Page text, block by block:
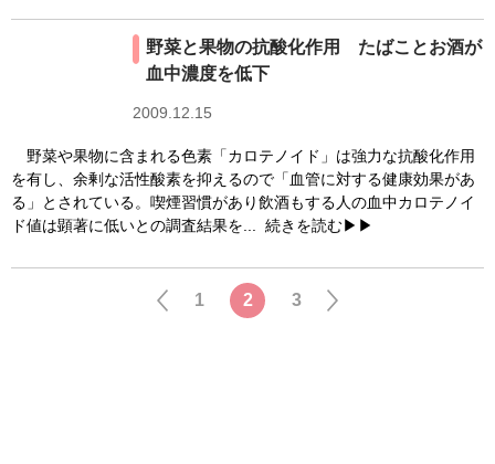
野菜と果物の抗酸化作用 たばことお酒が
血中濃度を低下
2009.12.15
野菜や果物に含まれる色素「カロテノイド」は強力な抗酸化作用
を有し、余剰な活性酸素を抑えるので「血管に対する健康効果があ
る」とされている。喫煙習慣があり飲酒もする人の血中カロテノイ
ド値は顕著に低いとの調査結果を... 続きを読む▶▶
1 2 3